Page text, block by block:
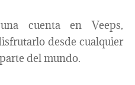
cuenta en Veeps,
desde cualquier
del mundo.​​​​​​​​​​​​​​​​